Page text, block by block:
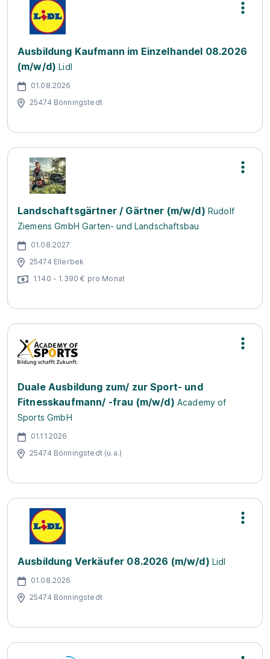
Ausbildung Kaufmann im Einzelhandel 08.2026
(m/w/d) Lidl
01.08.2026
25474 Bönningstedt
Landschaftsgärtner / Gärtner (m/w/d) Rudolf
Ziemens GmbH Garten- und Landschaftsbau
01.08.2027
25474 Ellerbek
1.140 - 1.390 € pro Monat
Duale Ausbildung zum/ zur Sport- und
Fitnesskaufmann/ -frau (m/w/d) Academy of
Sports GmbH
01.11.2026
25474 Bönningstedt (u.a.)
Ausbildung Verkäufer 08.2026 (m/w/d) Lidl
01.08.2026
25474 Bönningstedt